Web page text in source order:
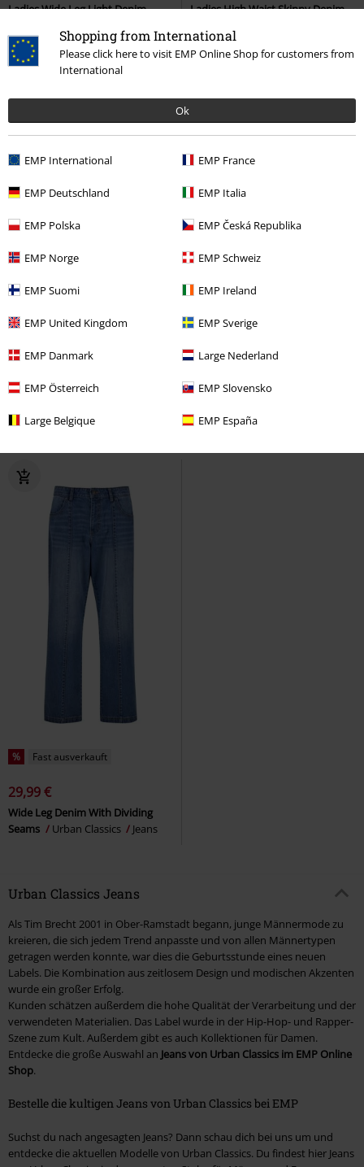
Shopping from International
Please click here to visit EMP Online Shop for customers from
International
Ok
EMP International EMP France
EMP Deutschland EMP Italia
EMP Polska EMP Česká Republika
EMP Norge EMP Schweiz
EMP Suomi EMP Ireland
EMP United Kingdom EMP Sverige
EMP Danmark Large Nederland
EMP Österreich EMP Slovensko
Large Belgique EMP España
Ladies Wide Leg Light Denim
Ladies High Waist Skinny Denim
% Fast ausverkauft
24,99 €
Jogg Denim
Jeans
% Fast ausverkauft
24,99 €
Loose Fit Jeans
Jeans
% Fast ausverkauft
29,99 €
Wide Leg Denim With Dividing
Seams
Urban Classics Jeans
Urban Classics Jeans
Als Tim Brecht 2001 in Ober-Ramstadt begann, junge Männermode zu
kreieren, die sich jedem Trend anpasste und von allen Männertypen
getragen werden konnte, war dies die Geburtsstunde eines neuen
Labels. Die Kombination aus zeitlosem Design und modischen Akzenten
wurde ein großer Erfolg.
Kunden schätzen außerdem die hohe Qualität der Verarbeitung und der
verwendeten Materialien. Das Label wurde in der Hip-Hop- und Rapper-
Szene zum Kult. Außerdem gibt es auch Kollektionen für Damen.
Entdecke die große Auswahl an Jeans von Urban Classics im EMP Online
Shop.
Bestelle die kultigen Jeans von Urban Classics bei EMP
Suchst du nach angesagten Jeans? Dann schau dich bei uns um und
entdecke die aktuellen Modelle von Urban Classics. Du findest hier Jeans